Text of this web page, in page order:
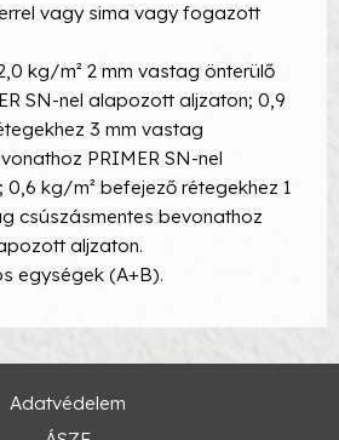
vagy sima vagy fogazott
kg/m² 2 mm vastag önterülő
SN-nel alapozott aljzaton; 0,9
3 mm vastag
PRIMER SN-nel
kg/m² befejező rétegekhez 1
csúszásmentes bevonathoz
aljzaton.
egységek (A+B).
Adatvédelem